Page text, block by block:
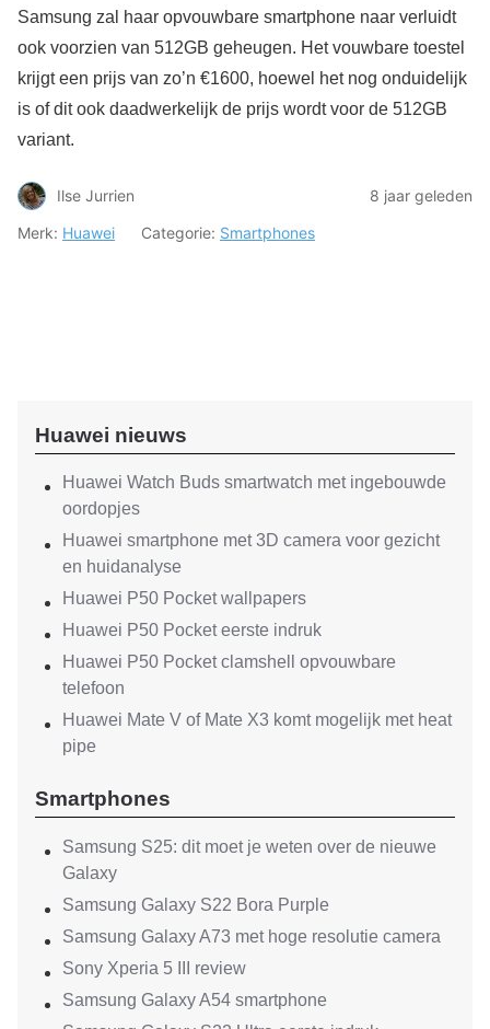
Samsung zal haar opvouwbare smartphone naar verluidt
ook voorzien van 512GB geheugen. Het vouwbare toestel
krijgt een prijs van zo’n €1600, hoewel het nog onduidelijk
is of dit ook daadwerkelijk de prijs wordt voor de 512GB
variant.
Ilse Jurrien
8 jaar geleden
Merk: Huawei Categorie: Smartphones
Huawei nieuws
Huawei Watch Buds smartwatch met ingebouwde
oordopjes
Huawei smartphone met 3D camera voor gezicht
en huidanalyse
Huawei P50 Pocket wallpapers
Huawei P50 Pocket eerste indruk
Huawei P50 Pocket clamshell opvouwbare
telefoon
Huawei Mate V of Mate X3 komt mogelijk met heat
pipe
Smartphones
Samsung S25: dit moet je weten over de nieuwe
Galaxy
Samsung Galaxy S22 Bora Purple
Samsung Galaxy A73 met hoge resolutie camera
Sony Xperia 5 III review
Samsung Galaxy A54 smartphone